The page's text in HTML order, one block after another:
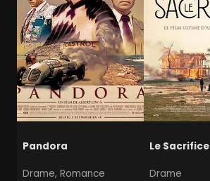
Pandora
Drame, Romance
Le Sacrifice
Drame